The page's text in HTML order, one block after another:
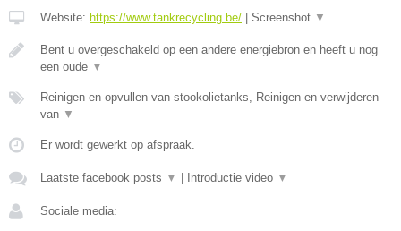
Website: https://www.tankrecycling.be/ | Screenshot ▼
Bent u overgeschakeld op een andere energiebron en heeft u nog
een oude ▼
Reinigen en opvullen van stookolietanks, Reinigen en verwijderen
van ▼
Er wordt gewerkt op afspraak.
Laatste facebook posts ▼ | Introductie video ▼
Sociale media: